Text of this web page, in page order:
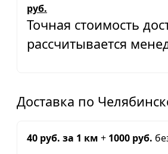
руб.
Точная стоимость
рассчитывается
Доставка по
40 руб. за 1 км + 1000 руб.